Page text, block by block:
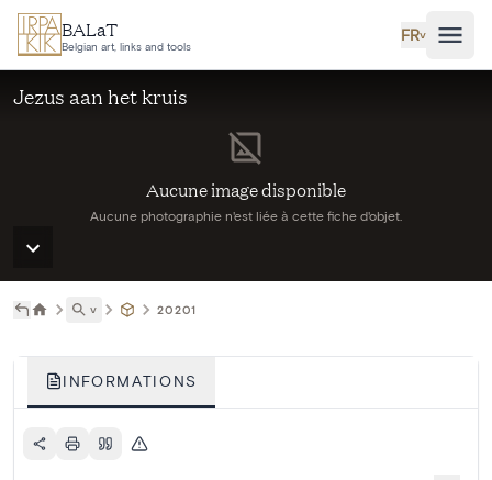
Aller au contenu principal
BALaT
Belgian art, links and tools
FR˅
Aucune image disponible
Aucune photographie n'est liée à cette fiche d'objet.
Jezus aan het kruis
˅ 20201
INFORMATIONS